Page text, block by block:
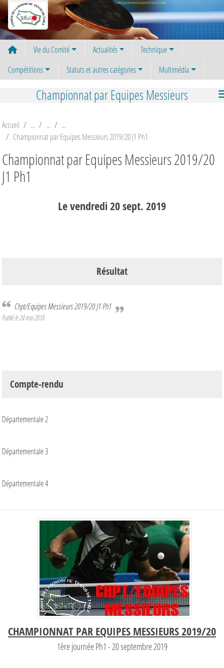
Comité Départemental de la Somme de Tennis de Table
Vie du Comité Actualités
Technique
Compétitions
Statuts et autres catégories Multimédia
Championnat par Equipes Messieurs
Accueil
Championnat par Equipes Messieurs 2019/20 J1 Ph1
Championnat par Equipes Messieurs 2019/20
J1 Ph1
Levendredi20sept.2019
Résultat
Chpt/Equipes Messieurs 2019/20 J1 Ph1
Publié le24 mai 2018
Compte-rendu
Départementale 2
Départementale 3
Départementale 4
CHAMPIONNAT PAR EQUIPES MESSIEURS 2019/20
1ère journée Ph1 - 20 septembre 2019
Panneau de gestion des cookies